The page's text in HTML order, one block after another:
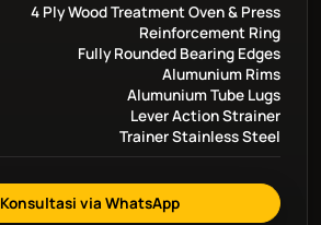
4 Ply Wood Treatment Oven & Press
Reinforcement Ring
Fully Rounded Bearing Edges
Alumunium Rims
Alumunium Tube Lugs
Lever Action Strainer
Trainer Stainless Steel
Konsultasi via WhatsApp